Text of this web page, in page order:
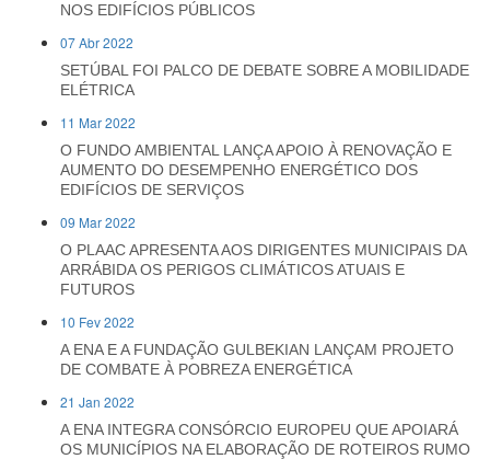
NOS EDIFÍCIOS PÚBLICOS
07 Abr 2022
SETÚBAL FOI PALCO DE DEBATE SOBRE A MOBILIDADE
ELÉTRICA
11 Mar 2022
O FUNDO AMBIENTAL LANÇA APOIO À RENOVAÇÃO E
AUMENTO DO DESEMPENHO ENERGÉTICO DOS
EDIFÍCIOS DE SERVIÇOS
09 Mar 2022
O PLAAC APRESENTA AOS DIRIGENTES MUNICIPAIS DA
ARRÁBIDA OS PERIGOS CLIMÁTICOS ATUAIS E
FUTUROS
10 Fev 2022
A ENA E A FUNDAÇÃO GULBEKIAN LANÇAM PROJETO
DE COMBATE À POBREZA ENERGÉTICA
21 Jan 2022
A ENA INTEGRA CONSÓRCIO EUROPEU QUE APOIARÁ
OS MUNICÍPIOS NA ELABORAÇÃO DE ROTEIROS RUMO